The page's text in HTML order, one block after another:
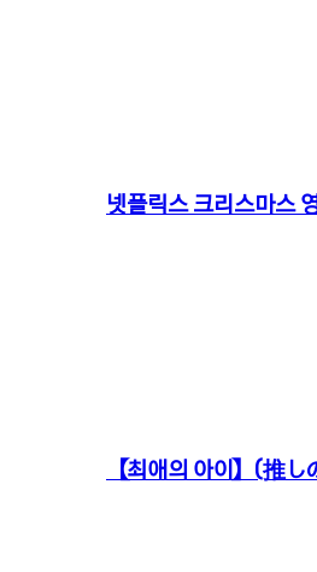
넷플릭스 크리스마스
【최애의 아이】(推